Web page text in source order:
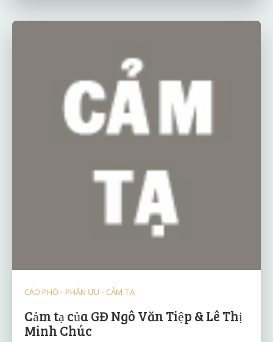
CÁO PHÓ - PHÂN ƯU - CẢM TẠ
Cảm tạ của GĐ Ngô Văn Tiệp & Lê Thị
Minh Chúc